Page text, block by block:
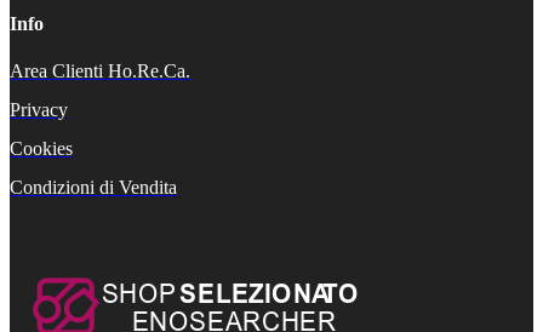
Info
Area Clienti Ho.Re.Ca.
Privacy
Cookies
Condizioni di Vendita